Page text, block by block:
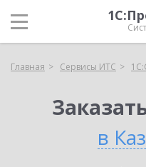
Главная Сервисы ИТС
в